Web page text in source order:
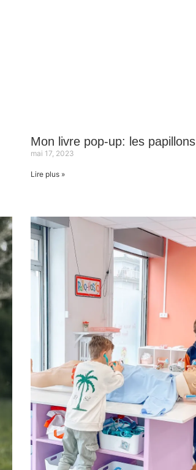
Mon livre pop-up: les papillons
mai 17, 2023
Lire plus »